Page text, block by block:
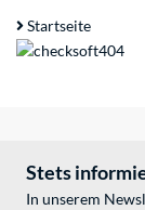
Startseite
Stets
In unserem